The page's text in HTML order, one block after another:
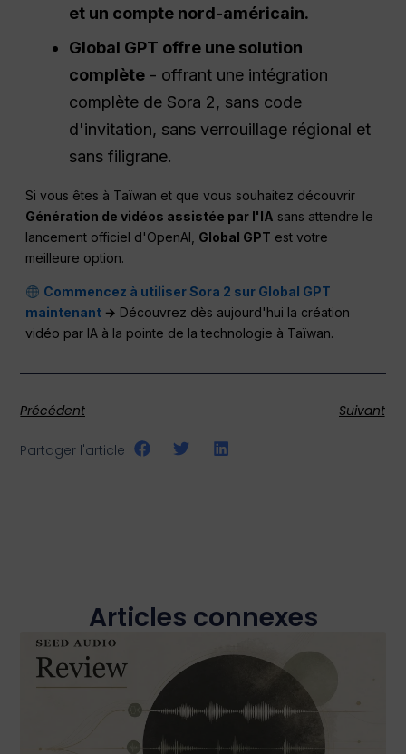
et un compte nord-américain.
Global GPT offre une solution
complète - offrant une intégration
complète de Sora 2, sans code
d'invitation, sans verrouillage régional et
sans filigrane.
Si vous êtes à Taïwan et que vous souhaitez découvrir
Génération de vidéos assistée par l'IA sans attendre le
lancement officiel d'OpenAI, Global GPT est votre
meilleure option.
Commencez à utiliser Sora 2 sur Global GPT
maintenant → Découvrez dès aujourd'hui la création
vidéo par IA à la pointe de la technologie à Taïwan.
Précédent Suivant
Partager l'article :
Articles connexes